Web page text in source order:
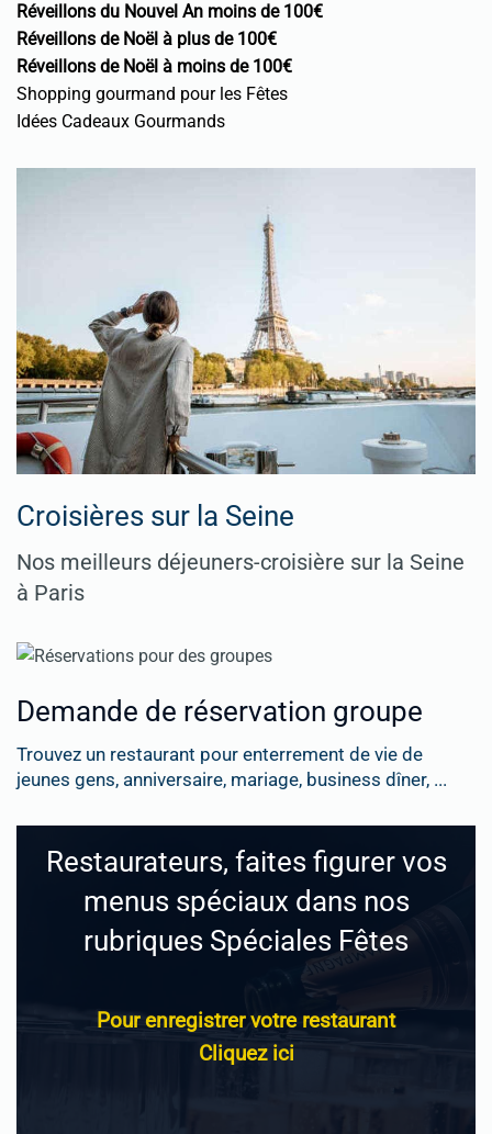
Réveillons du Nouvel An moins de 100€
Réveillons de Noël à plus de 100€
Réveillons de Noël à moins de 100€
Shopping gourmand pour les Fêtes
Idées Cadeaux Gourmands
Croisières sur la Seine
Nos meilleurs déjeuners-croisière sur la Seine
à Paris
Demande de réservation groupe
Trouvez un restaurant pour enterrement de vie de
jeunes gens, anniversaire, mariage, business dîner, ...
Restaurateurs, faites figurer vos
menus spéciaux dans nos
rubriques Spéciales Fêtes
Pour enregistrer votre restaurant
Cliquez ici